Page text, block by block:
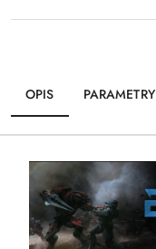
OPIS PARAMETRY